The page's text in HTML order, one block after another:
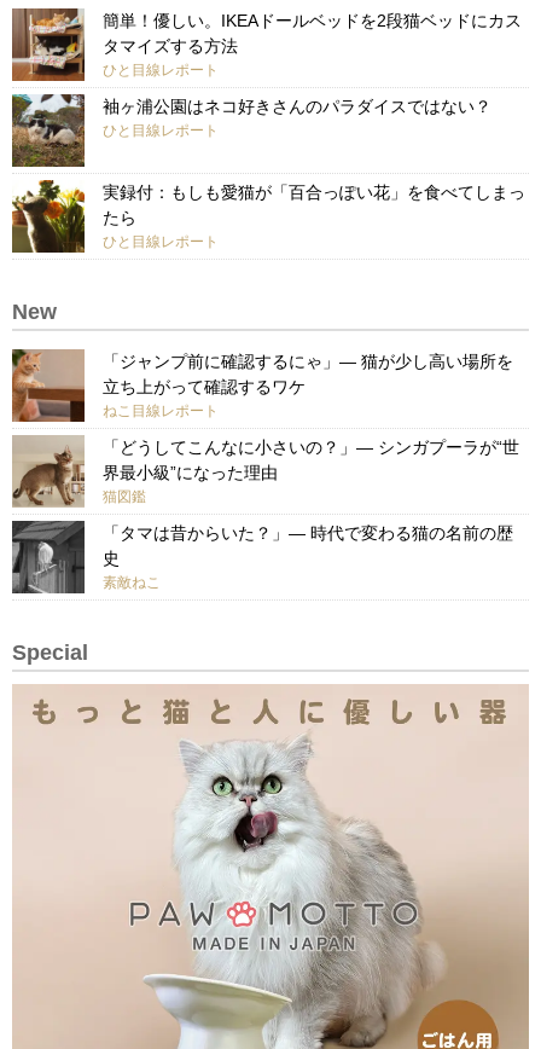
簡単！優しい。IKEAドールベッドを2段猫ベッドにカス
タマイズする方法
ひと目線レポート
袖ヶ浦公園はネコ好きさんのパラダイスではない？
ひと目線レポート
実録付：もしも愛猫が「百合っぽい花」を食べてしまっ
たら
ひと目線レポート
New
「ジャンプ前に確認するにゃ」— 猫が少し高い場所を
立ち上がって確認するワケ
ねこ目線レポート
「どうしてこんなに小さいの？」— シンガプーラが“世
界最小級”になった理由
猫図鑑
「タマは昔からいた？」— 時代で変わる猫の名前の歴
史
素敵ねこ
Special